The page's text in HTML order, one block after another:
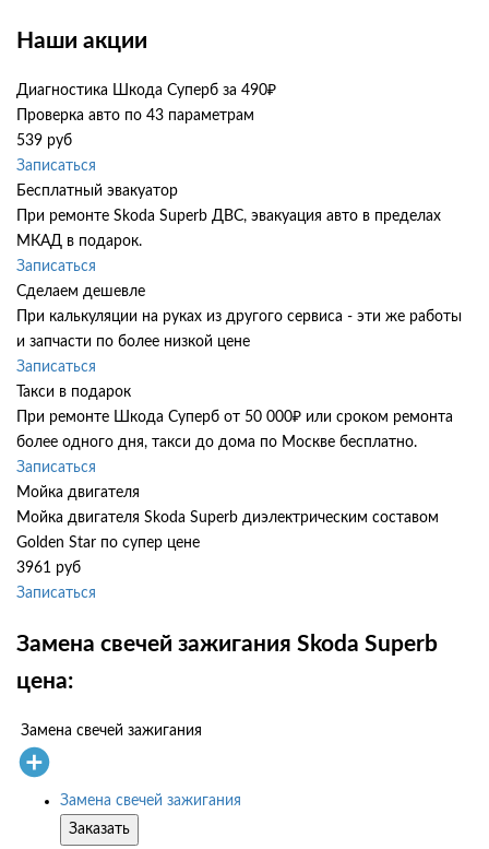
Наши акции
Диагностика Шкода Суперб за 490₽
Проверка авто по 43 параметрам
539 руб
Записаться
Бесплатный эвакуатор
При ремонте Skoda Superb ДВС, эвакуация авто в пределах
МКАД в подарок.
Записаться
Сделаем дешевле
При калькуляции на руках из другого сервиса - эти же работы
и запчасти по более низкой цене
Записаться
Такси в подарок
При ремонте Шкода Суперб от 50 000₽ или сроком ремонта
более одного дня, такси до дома по Москве бесплатно.
Записаться
Мойка двигателя
Мойка двигателя Skoda Superb диэлектрическим составом
Golden Star по супер цене
3961 руб
Записаться
Замена свечей зажигания Skoda Superb
цена:
Замена свечей зажигания
Замена свечей зажигания
Заказать